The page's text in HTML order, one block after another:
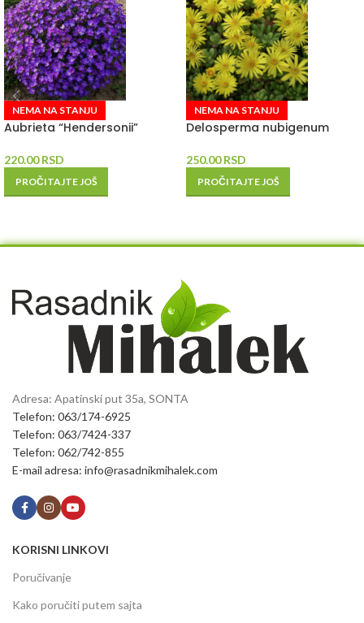
NEMA NA STANJU
Aubrieta “Hendersonii”
220.00RSD
PROČITAJTE JOŠ
NEMA NA STANJU
Delosperma nubigenum
250.00RSD
PROČITAJTE JOŠ
Adresa: Apatinski put 35a, SONTA
Telefon: 063/174-6925
Telefon: 063/7424-337
Telefon: 062/742-855
E-mail adresa: info@rasadnikmihalek.com
KORISNI LINKOVI
Poručivanje
Kako poručiti putem sajta